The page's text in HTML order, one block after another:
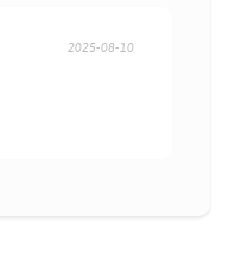
2025-08-10